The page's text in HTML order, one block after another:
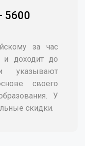
5600
за час
и доходит до
указывают
своего
У
скидки.